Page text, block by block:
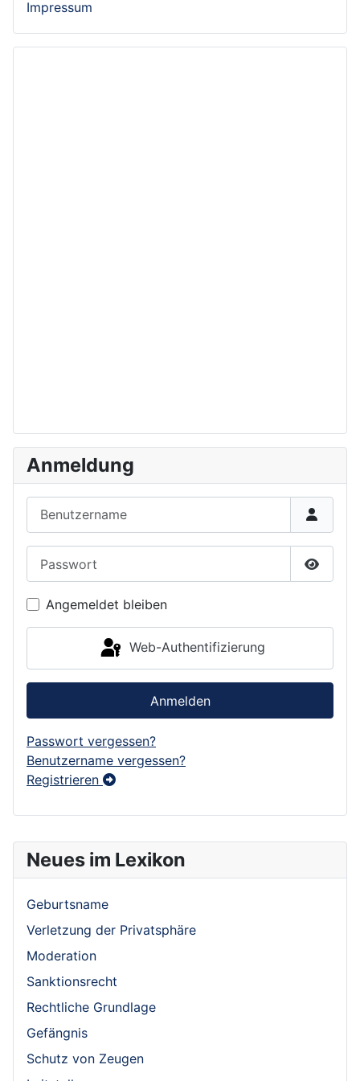
Neues im Lexikon
Geburtsname
Verletzung der Privatsphäre
Moderation
Sanktionsrecht
Rechtliche Grundlage
Gefängnis
Schutz von Zeugen
Impressum
Anmeldung
Angemeldet bleiben
Web-Authentifizierung
Anmelden
Passwort vergessen?
Benutzername vergessen?
Registrieren